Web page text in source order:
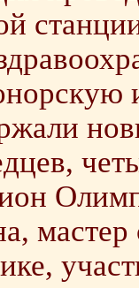
мастер